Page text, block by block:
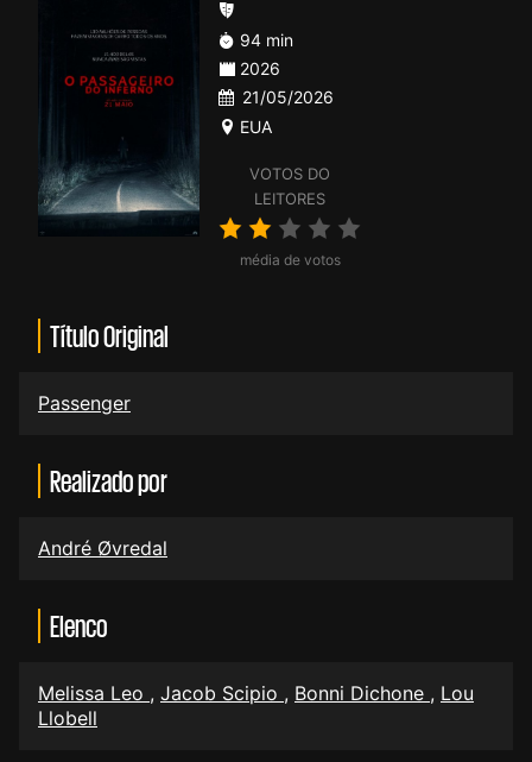
VOTOS DO
LEITORES
média de votos
94 min
2026
21/05/2026
EUA
Título Original
Passenger
Realizado por
André Øvredal
Elenco
Melissa Leo , Jacob Scipio , Bonni Dichone , Lou
Llobell